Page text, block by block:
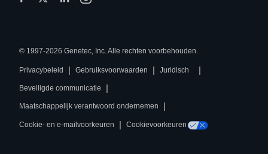
© 1997-2026 Genetec, Inc. Alle rechten voorbehouden.
Privacybeleid | Gebruiksvoorwaarden | Juridisch |
Beveiligde communicatie |
Maatschappelijk verantwoord ondernemen |
Cookie- en e-mailvoorkeuren | Cookievoorkeuren